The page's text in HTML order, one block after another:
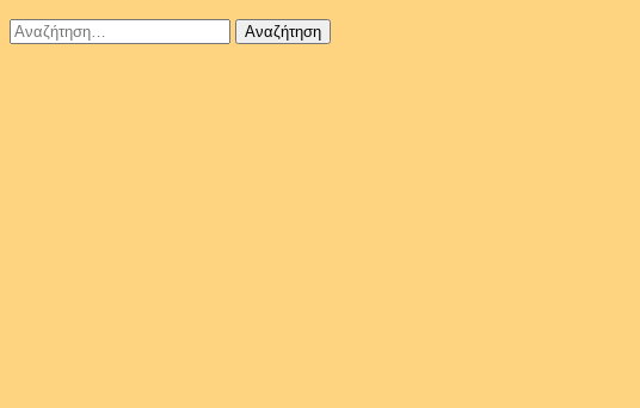
Αναζήτηση
για: